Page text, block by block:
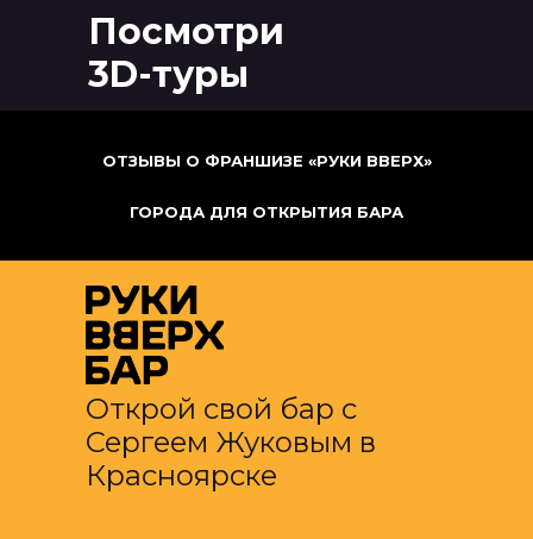
Посмотри
3D-туры
ОТЗЫВЫ О ФРАНШИЗЕ «РУКИ ВВЕРХ»
ГОРОДА ДЛЯ ОТКРЫТИЯ БАРА
Открой свой бар с
Сергеем Жуковым в
Красноярске